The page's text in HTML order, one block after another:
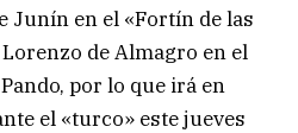
Junín en el «Fortín de las
de Almagro en el
por lo que irá en
el «turco» este jueves